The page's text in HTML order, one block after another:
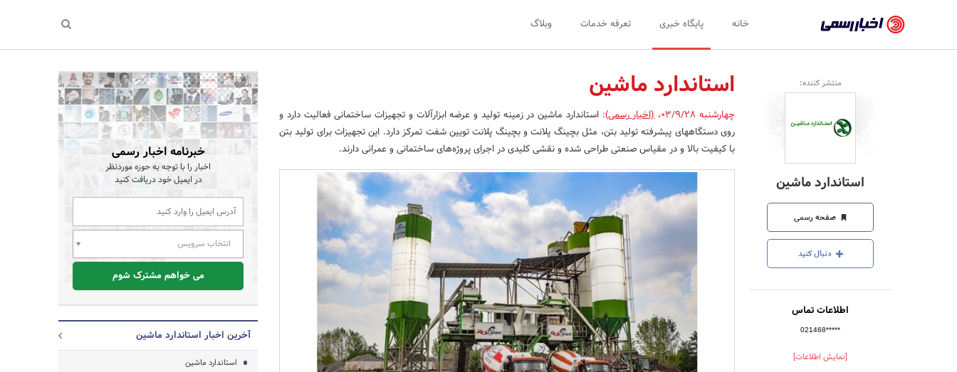
رسمی
-
اخبار
تایید
شرکت‌ها،
سازمان‌ها
و
روابط
عمومی‌ها
خانه پایگاه خبری تعرفه خدمات وبلاگ
منتشر کننده:
استاندارد ماشین
صفحه رسمی
دنبال کنید
اطلاعات تماس
021468*****
[نمایش اطلاعات]
استاندارد ماشین
چهارشنبه 03/9/28 ،(اخبار رسمی):استاندارد ماشین در زمینه تولید و عرضه ابزارآلات و تجهیزات ساختمانی فعالیت دارد و
روی دستگاههای پیشرفته تولید بتن، مثل بچینگ پلانت و بچینگ پلانت تویین شفت تمرکز دارد. این تجهیزات برای تولید بتن
با کیفیت بالا و در مقیاس صنعتی طراحی شده‌ و نقشی کلیدی در اجرای پروژه‌های ساختمانی و عمرانی دارند.
خبرنامه اخبار رسمی
اخبار را با توجه به حوزه موردنظر
در ایمیل خود دریافت کنید
انتخاب سرویس
می خواهم مشترک شوم
آخرین اخبار استاندارد ماشین
استاندارد ماشین